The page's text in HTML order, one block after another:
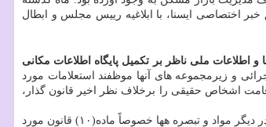
اختصاصی ایسنا، با ابلاغیه رییس مجلس و ابطال
و اطلاعات ملی ناظر بر تکمیل پایگاه اطلاعات مکانی
مصرح میدارد: «... کلیه دستگاهها، نهادهای اجرائی و زیرمجموعه های آنها موظفند استعلامات مورد
(۱) مصوبه که متولی و سامانه اطلاعات مکانی ثبت اقامت اشخاص حقیقی را برخلاف نظر اخیر قانون گذار،
در این نامه آماده است: با توجه به ماده(۳) قانون استنادی که دستگاهها و نهادهای مشمول قانون راتابع مصوبات کارگروه تعامل پذیری دولت الکترونیکی میداند و این مساله در دیگر مواد و تبصره هها خصوصاً ماده(۱۰) قانون مورد